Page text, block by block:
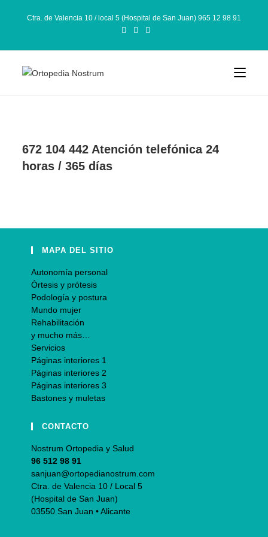
Ctra. de Valencia 10 / local 5 (Hospital de San Juan) 965 12 98 91
672 104 442 Atención telefónica 24
horas / 365 días
MAPA DEL SITIO
Autonomía personal
Órtesis y prótesis
Podología y postura
Mundo mujer
Rehabilitación
y mucho más…
Servicios
Páginas interiores 1
Páginas interiores 2
Páginas interiores 3
Bastones y muletas
CONTACTO
Nostrum Ortopedia y Salud
96 512 98 91
sanjuan@ortopedianostrum.com
Ctra. de Valencia 10 / Local 5
(Hospital de San Juan)
03550 San Juan • Alicante